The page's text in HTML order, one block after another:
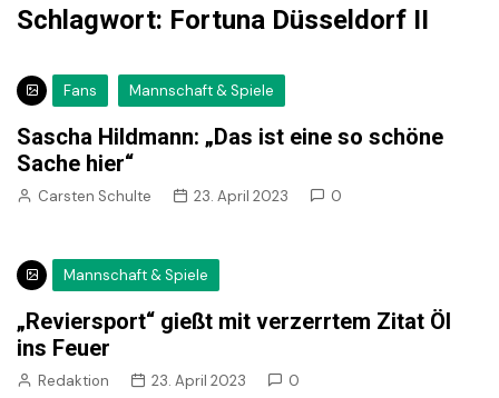
Schlagwort: Fortuna Düsseldorf II
Fans Mannschaft & Spiele
Sascha Hildmann: „Das ist eine so schöne
Sache hier“
Carsten Schulte 23. April 2023 0
Mannschaft & Spiele
„Reviersport“ gießt mit verzerrtem Zitat Öl
ins Feuer
Redaktion 23. April 2023 0